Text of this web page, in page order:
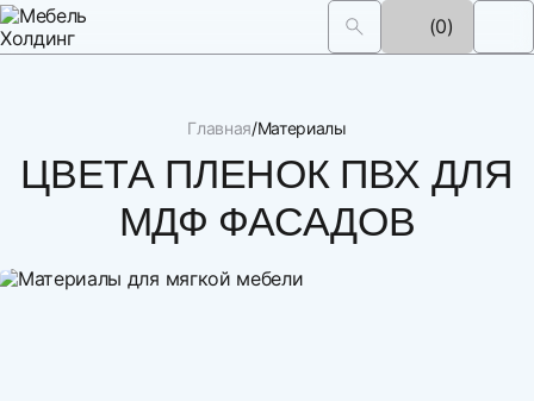
(0)
Главная Материалы
ЦВЕТА ПЛЕНОК ПВХ ДЛЯ
МДФ ФАСАДОВ